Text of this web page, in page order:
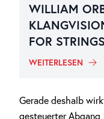
WILLIAM
FOR
WEITERLESEN
Gerade deshalb
gesteuerter